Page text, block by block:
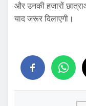
और उनकी हजारों
याद जरूर दिलाएगी।